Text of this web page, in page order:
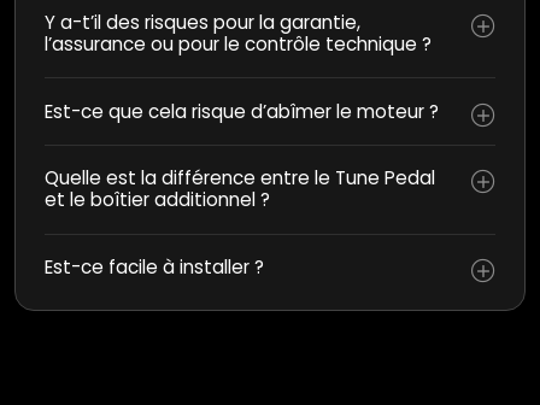
Y a-t’il des risques pour la garantie,
l’assurance ou pour le contrôle technique ?
Est-ce que cela risque d’abîmer le moteur ?
Quelle est la différence entre le Tune Pedal
et le boîtier additionnel ?
Est-ce facile à installer ?